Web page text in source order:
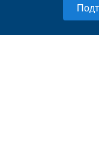
Политика
Согласие на обработку